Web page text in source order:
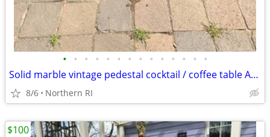
• • • • • • • • • • • • • •
Solid marble vintage pedestal cocktail / coffee table A225
8/6 Northern RI
$100